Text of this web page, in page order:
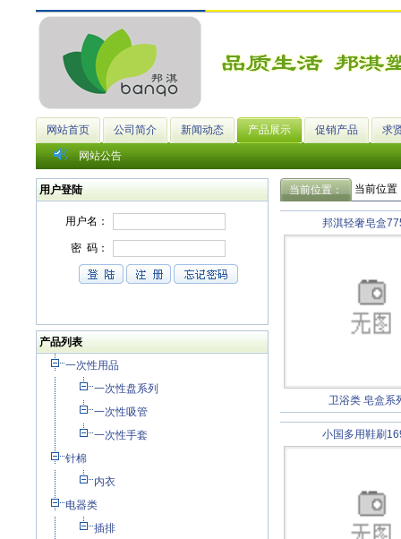
网站首页 公司简介 新闻动态 产品展示 促销产品 求
网站公告
用户登陆
产品列表
一次性用品
一次性盘系列
一次性吸管
一次性手套
针棉
内衣
电器类
插排
当前位置： 当前位置
邦淇轻奢皂盒
卫浴类 皂盒系
小国多用鞋刷